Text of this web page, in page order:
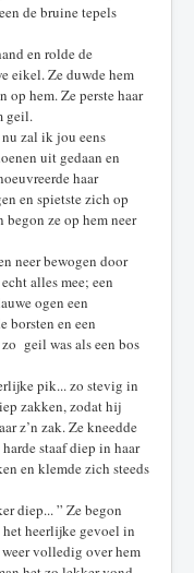
de bruine tepels
en rolde de
eikel. Ze duwde hem
op hem. Ze perste haar
geil.
zal ik jou eens
uit gedaan en
haar
en spietste zich op
ze op hem neer
neer bewogen door
alles mee; een
ogen een
borsten en een
geil was als een bos
pik... zo stevig in
zakken, zodat hij
z’n zak. Ze kneedde
staaf diep in haar
en klemde zich steeds
diep... ” Ze begon
heerlijke gevoel in
volledig over hem